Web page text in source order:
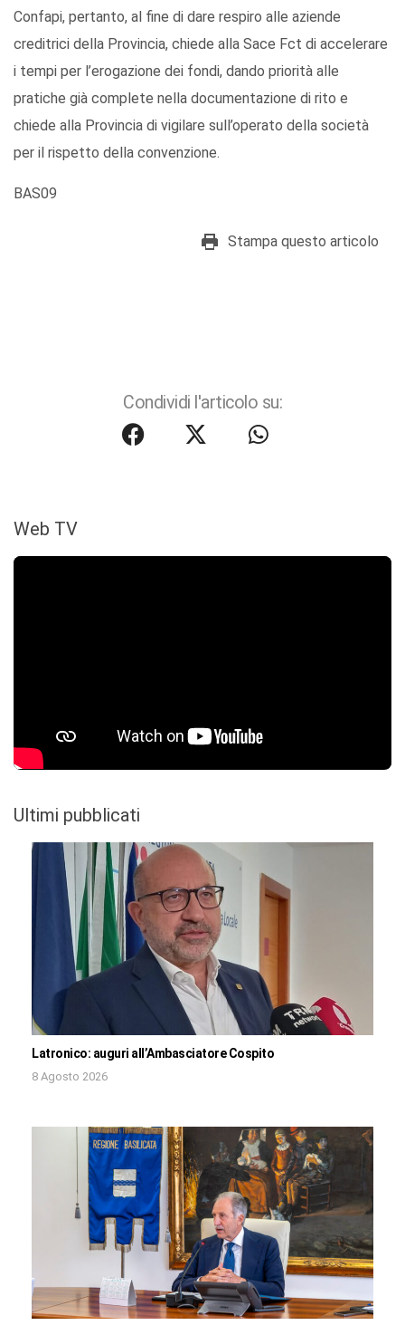
Confapi, pertanto, al fine di dare respiro alle aziende
creditrici della Provincia, chiede alla Sace Fct di accelerare
i tempi per l’erogazione dei fondi, dando priorità alle
pratiche già complete nella documentazione di rito e
chiede alla Provincia di vigilare sull’operato della società
per il rispetto della convenzione.
BAS09
Stampa questo articolo
Condividi l'articolo su:
Web TV
Ultimi pubblicati
Latronico: auguri all’Ambasciatore Cospito
8 Agosto 2026